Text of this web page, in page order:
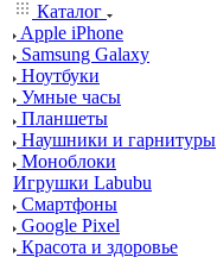
Каталог
Apple iPhone
Samsung Galaxy
Ноутбуки
Умные часы
Планшеты
Наушники и гарнитуры
Моноблоки
Игрушки Labubu
Смартфоны
Google Pixel
Красота и здоровье